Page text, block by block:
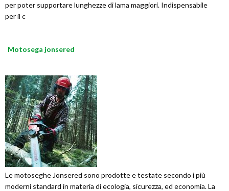
per poter supportare lunghezze di lama maggiori. Indispensabile
per il c
Motosega jonsered
Le motoseghe Jonsered sono prodotte e testate secondo i più
moderni standard in materia di ecologia, sicurezza, ed economia. La